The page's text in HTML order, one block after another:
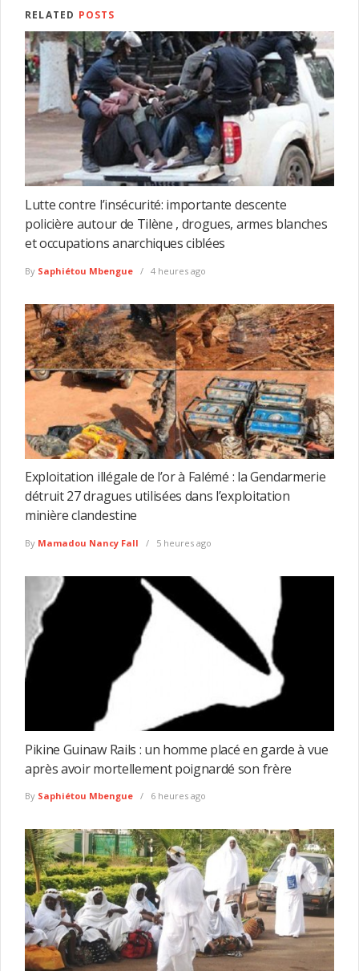
RELATED POSTS
Lutte contre l’insécurité: importante descente
policière autour de Tilène , drogues, armes blanches
et occupations anarchiques ciblées
By Saphiétou Mbengue 4 heures ago
Exploitation illégale de l’or à Falémé : la Gendarmerie
détruit 27 dragues utilisées dans l’exploitation
minière clandestine
By Mamadou Nancy Fall 5 heures ago
Pikine Guinaw Rails : un homme placé en garde à vue
après avoir mortellement poignardé son frère
By Saphiétou Mbengue 6 heures ago